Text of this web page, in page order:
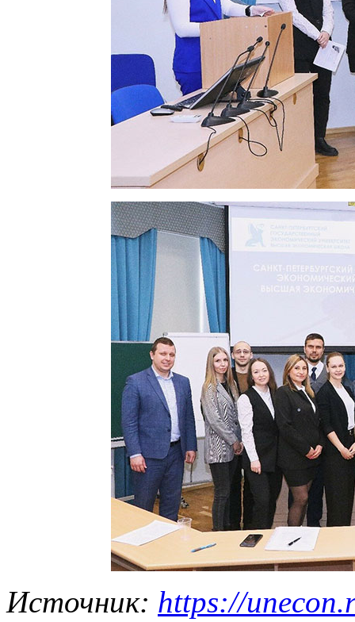
Источник: https://